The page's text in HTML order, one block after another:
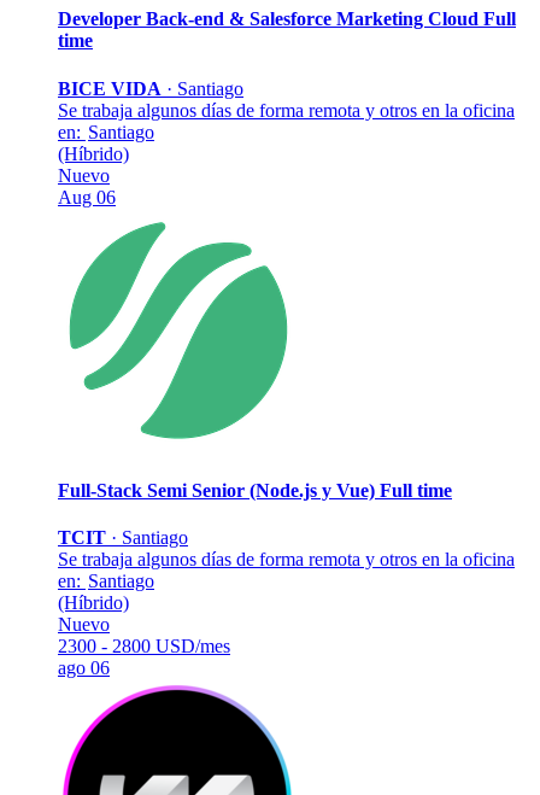
Developer Back-end & Salesforce Marketing Cloud Full
time
BICE VIDA · Santiago
Se trabaja algunos días de forma remota y otros en la oficina
en: Santiago
(Híbrido)
Nuevo
Aug 06
Full-Stack Semi Senior (Node.js y Vue) Full time
TCIT · Santiago
Se trabaja algunos días de forma remota y otros en la oficina
en: Santiago
(Híbrido)
Nuevo
2300 - 2800 USD/mes
ago 06